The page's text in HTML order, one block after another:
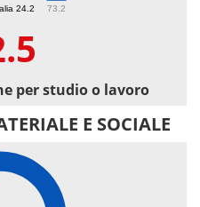
24.2 73.2
per studio o lavoro
E SOCIALE